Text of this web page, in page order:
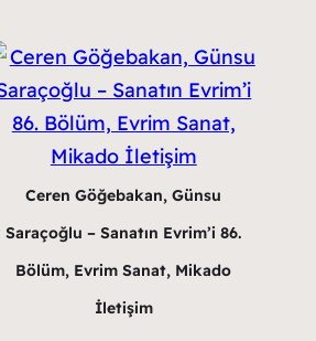
Ceren Göğebakan, Günsu
Saraçoğlu – Sanatın Evrim’i 86.
Bölüm, Evrim Sanat, Mikado
İletişim